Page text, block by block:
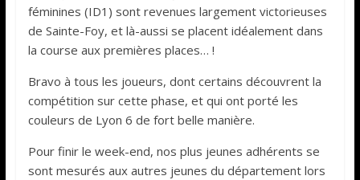
féminines (ID1) sont revenues largement victorieuses
de Sainte-Foy, et là-aussi se placent idéalement dans
la course aux premières places… !
Bravo à tous les joueurs, dont certains découvrent la
compétition sur cette phase, et qui ont porté les
couleurs de Lyon 6 de fort belle manière.
Pour finir le week-end, nos plus jeunes adhérents se
sont mesurés aux autres jeunes du département lors